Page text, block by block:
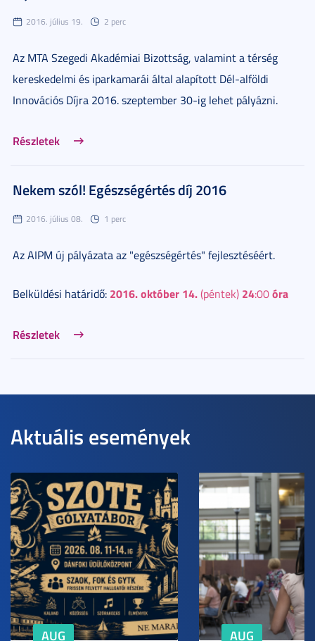
2016. július 19. 2 perc
Az MTA Szegedi Akadémiai Bizottság, valamint a térség
kereskedelmi és iparkamarái által alapított Dél-alföldi
Innovációs Díjra 2016. szeptember 30-ig lehet pályázni.
Részletek
Nekem szól! Egészségértés díj 2016
2016. július 08. 1 perc
Az AIPM új pályázata az "egészségértés" fejlesztéséért.
Belküldési határidő: 2016. október 14.(péntek) 24:00óra
Részletek
Aktuális események
AUG AUG